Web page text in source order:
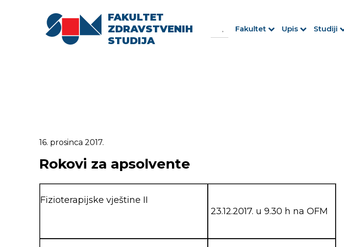
FAKULTET
ZDRAVSTVENIH
STUDIJA
for:
Fakultet Upis Studiji
16. prosinca 2017.
Rokovi za apsolvente
Fizioterapijske vještine II
23.12.2017. u 9.30 h na OFM